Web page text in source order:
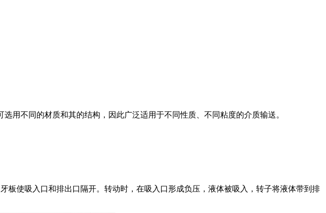
用不同的材质和其的结构，因此广泛适用于不同性质、不同粘度的介质输送。
使吸入口和排出口隔开。转动时，在吸入口形成负压，液体被吸入，转子将液体带到排